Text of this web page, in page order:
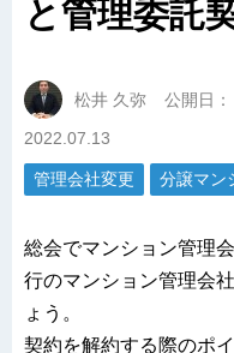
と管理委託
松井 久弥 公開日：
2022.07.13
管理会社変更 分譲マン
総会でマンション管理
行のマンション管理会
ょう。
契約を解約する際のポ